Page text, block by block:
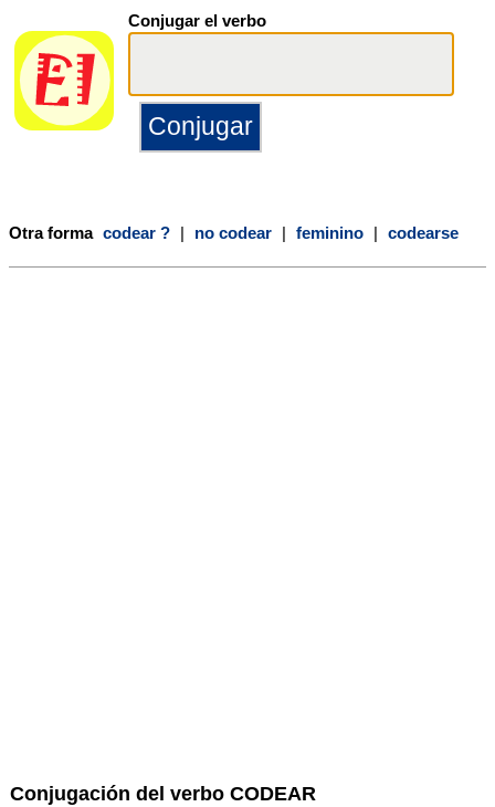
Conjugar el verbo
Otra forma codear ? | no codear | feminino | codearse
Conjugación del verbo CODEAR